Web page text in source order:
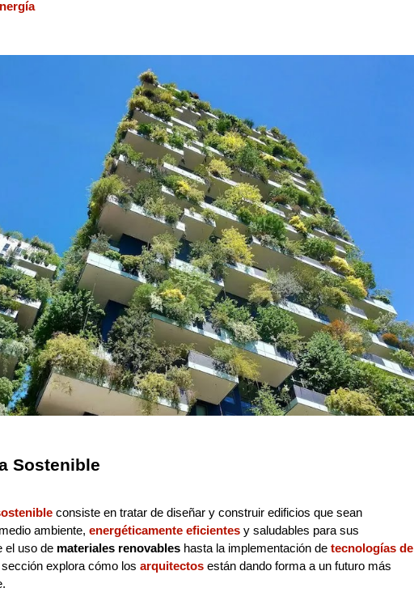
Sostenible
consiste en tratar de diseñar y construir edificios que sean
ambiente, energéticamente eficientes y saludables para sus
el uso de materiales renovables hasta la implementación de tecnologías de
explora cómo los arquitectos están dando forma a un futuro más